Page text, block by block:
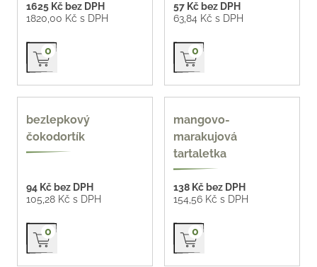
1625 Kč bez DPH
1820,00 Kč s DPH
Přidat do košíku
0
57 Kč bez DPH
63,84 Kč s DPH
Přidat do košíku
0
bezlepek
bezlepkový
čokodortík
94 Kč bez DPH
105,28 Kč s DPH
Přidat do košíku
0
mangovo-
marakujová
tartaletka
138 Kč bez DPH
154,56 Kč s DPH
Přidat do košíku
0